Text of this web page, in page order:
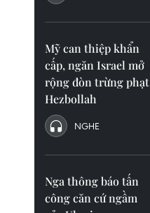
Mỹ can thiệp khẩn
cấp, ngăn Israel mở
rộng đòn trừng phạt
Hezbollah
NGHE
Nga thông báo tấn
công căn cứ ngầm